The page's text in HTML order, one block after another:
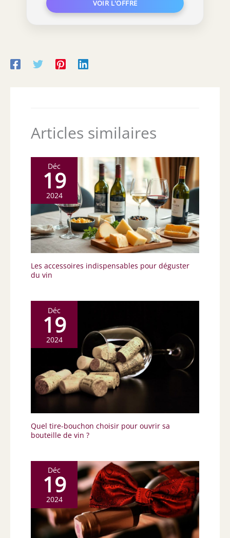
Articles similaires
Déc
19
2024
Les accessoires indispensables pour déguster
du vin
Déc
19
2024
Quel tire-bouchon choisir pour ouvrir sa
bouteille de vin ?
Déc
19
2024